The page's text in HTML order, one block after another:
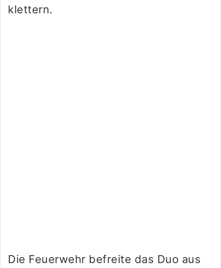
klettern.
Die Feuerwehr befreite das Duo aus